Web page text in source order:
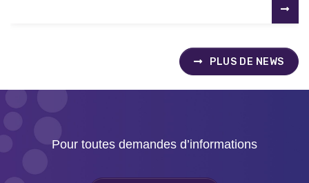
PLUS DE NEWS
Pour toutes demandes d’informations